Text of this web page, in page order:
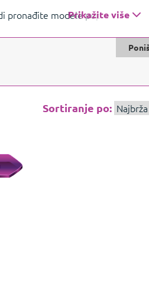
pronađite modele poput Evolution
Prikažite više
Sortiranje po: